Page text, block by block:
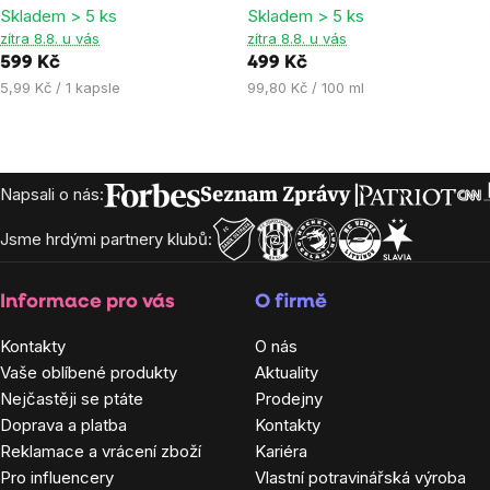
4,7
z
Skladem > 5 ks
zítra 8.8. u vás
599 Kč
Měrná
5,99 Kč / 1 kapsle
5,0
z
Skladem > 5 ks
zítra 8.8. u vás
499 Kč
Měrná
99,80 Kč / 100 ml
Zápatí
Napsali o nás:
Jsme hrdými partnery klubů:
Informace pro vás
Kontakty
Vaše oblíbené produkty
Nejčastěji se ptáte
Doprava a platba
Reklamace a vrácení zboží
Pro influencery
O firmě
O nás
Aktuality
Prodejny
Kontakty
Kariéra
Vlastní potravinářská výroba